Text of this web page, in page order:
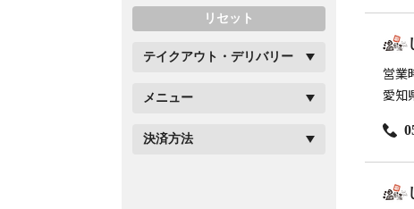
リセット
テイクアウト・デリバリー
メニュー
決済方法
営業
愛知